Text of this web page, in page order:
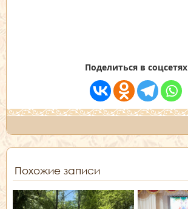
Поделиться в соцсетях
Похожие записи